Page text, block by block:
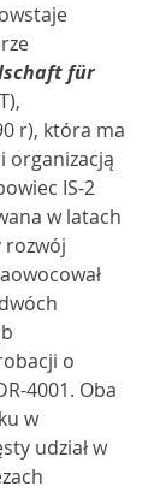
für
r), która ma
organizacją
IS-2
w latach
rozwój
o
4001. Oba
w
udział w